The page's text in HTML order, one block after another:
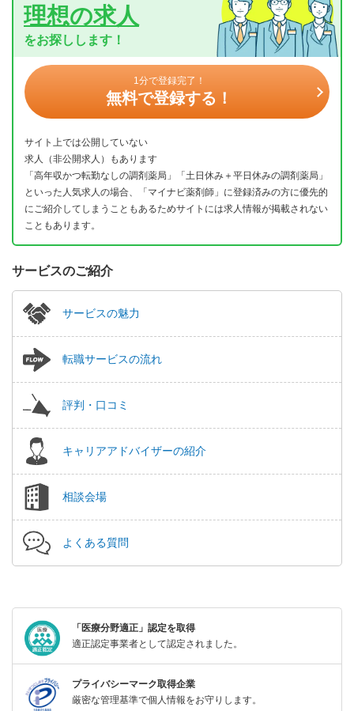
理想の求人
をお探しします！
1分で登録完了！
無料で登録する！
サイト上では公開していない
求人（非公開求人）もあります
「高年収かつ転勤なしの調剤薬局」「土日休み＋平日休みの調剤薬局」
といった人気求人の場合、「マイナビ薬剤師」に登録済みの方に優先的
にご紹介してしまうこともあるためサイトには求人情報が掲載されない
こともあります。
サービスのご紹介
サービスの魅力
転職サービスの流れ
評判・口コミ
キャリアアドバイザーの紹介
相談会場
よくある質問
「医療分野適正」認定を取得
適正認定事業者として認定されました。
プライバシーマーク取得企業
厳密な管理基準で個人情報をお守りします。